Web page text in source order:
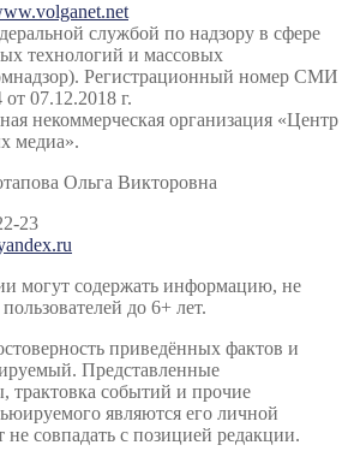
службой по надзору в сфере
технологий и массовых
Регистрационный номер СМИ
07.12.2018 г.
некоммерческая организация «Центр
медиа».
Ольга Викторовна
23
могут содержать информацию, не
до 6+ лет.
приведённых фактов и
Представленные
трактовка событий и прочие
являются его личной
не совпадать с позицией редакции.